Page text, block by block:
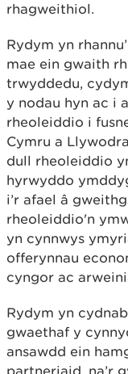
rhagweithiol.
Rydym yn
mae ein gwaith
trwyddedu,
y nodau hyn ac i
rheoleiddio i
Cymru a
dull rheoleiddio
hyrwyddo
i’r afael â
rheoleiddio'n
yn cynnwys
offerynnau
cyngor ac
Rydym yn
gwaethaf y
ansawdd ein
partneriaid, na’r